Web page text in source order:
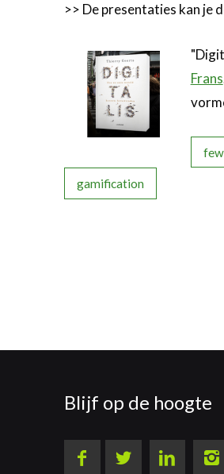
>> De presentaties kan je
Frans
gamification
Blijf op de hoogte